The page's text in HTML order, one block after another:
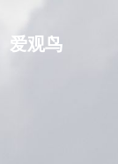
爱观鸟